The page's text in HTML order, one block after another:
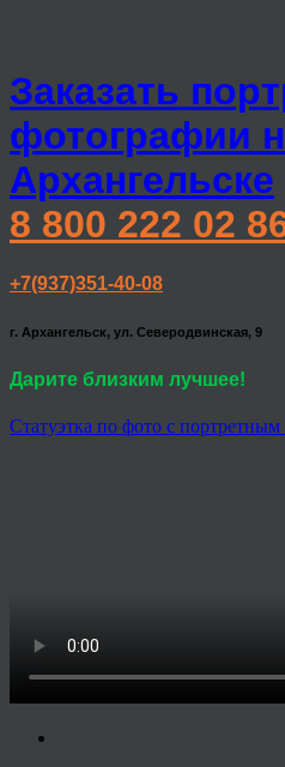
Заказать
фотографии
Архангельске
8 800 222 02
+7(937)351-40-08
г. Архангельск, ул. Северодвинская, 9
Дарите близким лучшее!
Статуэтка по фото с портретным